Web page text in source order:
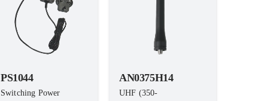
PS1044
Switching Power
AN0375H14
UHF (350-